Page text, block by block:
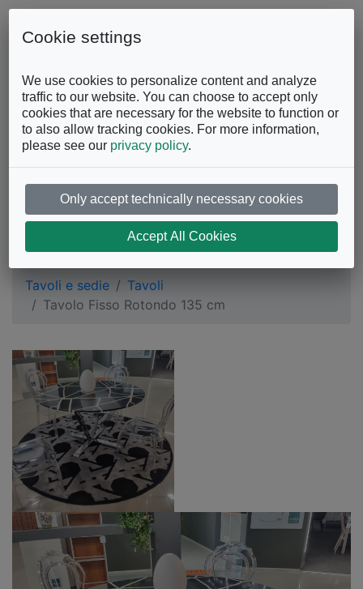
Skip to content
FacebookInstagramYouTube
Tavolo Fisso Rotondo
135 cm
Tavoli e sedie
Tavoli
Tavolo Fisso Rotondo 135 cm
Cookie settings
We use cookies to personalize content and analyze
traffic to our website. You can choose to accept only
cookies that are necessary for the website to function or
to also allow tracking cookies. For more information,
please see our privacy policy.
Only accept technically necessary cookies
Accept All Cookies